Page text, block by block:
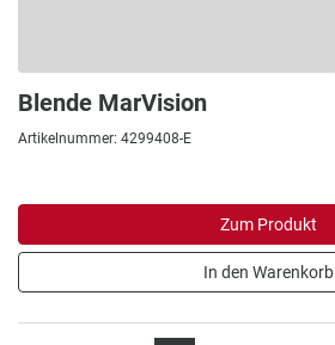
Blende MarVision
Artikelnummer: 4299408-E
Zum Produkt
In den Warenkorb